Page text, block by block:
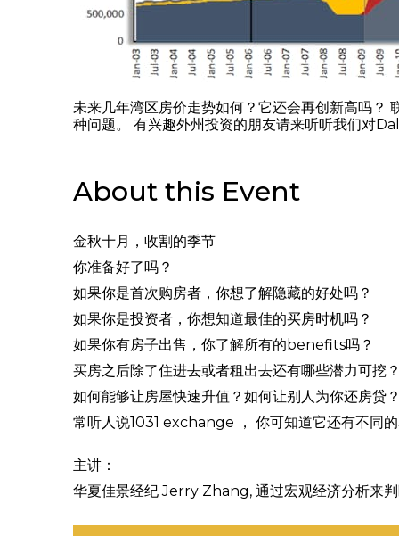
未来几年湾区房价走势如何？它还会再创新高吗？
种问题。 有兴趣外州投资的朋友请来听听我们对
About this Event
金秋十月，收割的季节
你准备好了吗？
如果你是首次购房者，你想了解隐藏的好处吗？
如果你是投资者，你想知道最佳的买房时机吗？
如果你有房子出售，你了解所有的benefits吗？
买房之后除了住进去或者租出去还有哪些潜力可挖
如何能够让房屋快速升值？如何让别人为你还房贷
常听人说1031 exchange ， 你可知道它还有不同
主讲：
华夏佳景经纪 Jerry Zhang, 通过宏观经济分析来